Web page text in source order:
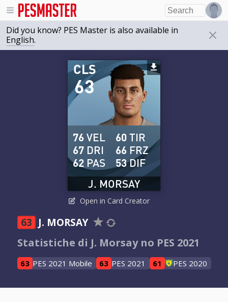
Did you know? PES Master is also available in
English.
63
CLS
J. MORSAY
76VEL
67 DRI
62 PAS
60TIR
66 FRZ
53DIF
Open in Card Creator
63 J. MORSAY
Statistiche di J. Morsay no PES 2021
63 PES 2021 Mobile 63 PES 2021 61 PES 2020